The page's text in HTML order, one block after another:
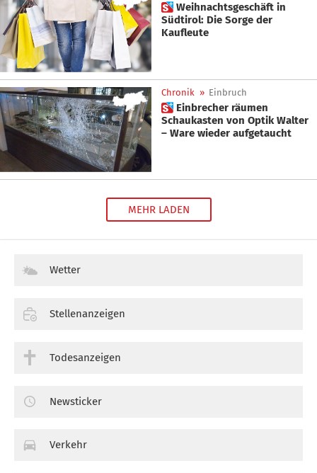
 Weihnachtsgeschäft in
Südtirol: Die Sorge der
Kaufleute
Chronik » Einbruch
 Einbrecher räumen
Schaukasten von Optik Walter
– Ware wieder aufgetaucht
MEHR LADEN
Wetter
Stellenanzeigen
Todesanzeigen
Newsticker
Verkehr